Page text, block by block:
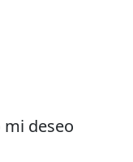
mi deseo